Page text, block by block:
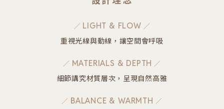
LIGHT & FLOW
重視光線與動線，讓空間會呼吸
MATERIALS & DEPTH
細節講究材質層次，呈現自然高雅
BALANCE & WARMTH